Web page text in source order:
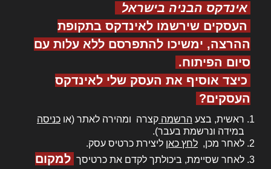
אינדקס הבניה בישראל
העסקים שירשמו לאינדקס בתקופת
ההרצה, ימשיכו להתפרסם ללא עלות עם
סיום הפיתוח.
כיצד אוסיף את העסק שלי לאינדקס
העסקים?
ראשית, בצע הרשמה קצרה ומהירה לאתר (או כניסה
במידה ונרשמת בעבר).
לאחר מכן, לחץ כאן ליצירת כרטיס עסק.
לאחר שסיימת, ביכולתך לקדם את כרטיסך למקום